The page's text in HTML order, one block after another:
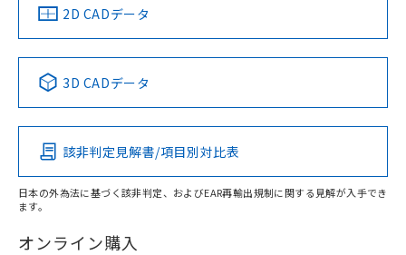
中国 RoHS 注意事項・凡例
Pb Hg Cd Cr(VI)
O
在庫等で未対応品が混在する可能性があります。
2D CADデータ
3D CADデータ
該非判定見解書/項目別対比表
日本の外為法に基づく該非判定、およびEAR再輸出規制に関する見解が入手でき
ます。
オンライン購入